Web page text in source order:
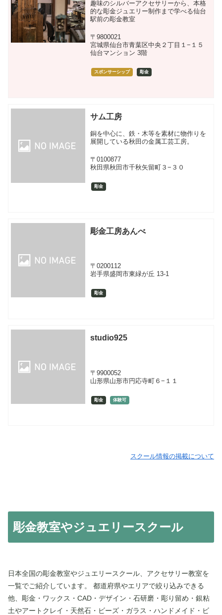
趣味のシルバーアクセサリーから、本格
的な彫金ジュエリー制作まで学べる仙台
駅前の彫金教室
〒9800021
宮城県仙台市青葉区中央２丁目１−１５
仙台マンション 3階
スポンサーシップ 彫金
サム工房
銅を中心に、鉄・木等を素材に物作りを
展開している秋田の金属工芸工房。
〒0100877
秋田県秋田市千秋矢留町３−３０
彫金
彫金工房あんべ
〒0200112
岩手県盛岡市東緑が丘 13-1
彫金
studio925
〒9900052
山形県山形市円応寺町６−１１
彫金 体験可
スクール情報の掲載について
彫金教室やジュエリースクール
日本全国の彫金教室やジュエリースクール、アクセサリー教室を
一覧でご紹介しています。 都道府県やエリアで絞り込みできる
他、彫金・ワックス・CAD・デザイン・石研磨・彫り留め・銀粘
土やアートクレイ・天然石・ビーズ・ガラス・ハンドメイド・ビ